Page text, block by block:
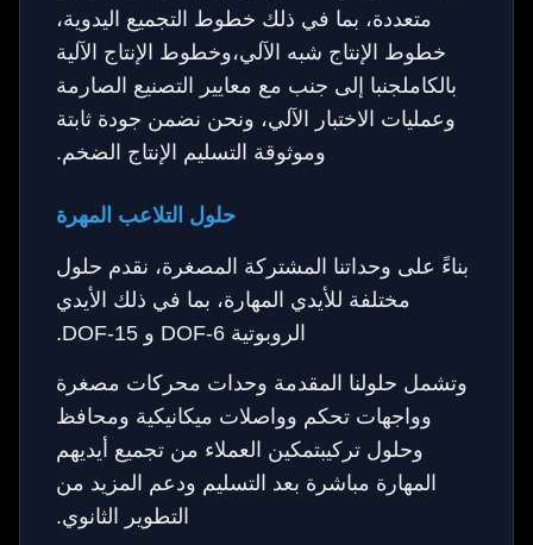
متعددة، بما في ذلك خطوط التجميع اليدوية،
خطوط الإنتاج شبه الآلي،وخطوط الإنتاج الآلية
بالكاملجنبا إلى جنب مع معايير التصنيع الصارمة
وعمليات الاختبار الآلي، ونحن نضمن جودة ثابتة
وموثوقة التسليم الإنتاج الضخم.
حلول التلاعب المهرة
بناءً على وحداتنا المشتركة المصغرة، نقدم حلول
مختلفة للأيدي المهارة، بما في ذلك الأيدي
الروبوتية 6-DOF و 15-DOF.
وتشمل حلولنا المقدمة وحدات محركات مصغرة
وواجهات تحكم وواصلات ميكانيكية ومحافظ
وحلول تركيبتمكين العملاء من تجميع أيديهم
المهارة مباشرة بعد التسليم ودعم المزيد من
التطوير الثانوي.